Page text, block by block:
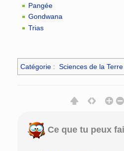
Pangée
Gondwana
Trias
Catégorie : Sciences de la
Ce que tu peux